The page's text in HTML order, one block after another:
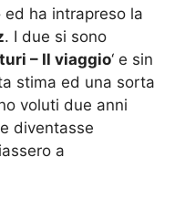
ha intrapreso la
. I due si sono
– Il viaggio‘ e sin
stima ed una sorta
voluti due anni
diventasse
a